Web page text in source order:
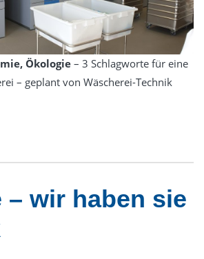
Ökologie – 3 Schlagworte für eine
– geplant von Wäscherei-Technik
– wir haben sie